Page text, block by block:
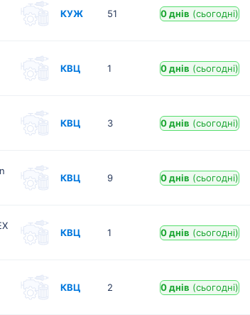
КУЖ 51 0 днів (сьогодні)
КВЦ 1 0 днів (сьогодні)
КВЦ 3 0 днів (сьогодні)
КВЦ 9 0 днів (сьогодні)
КВЦ 1 0 днів (сьогодні)
КВЦ 2 0 днів (сьогодні)